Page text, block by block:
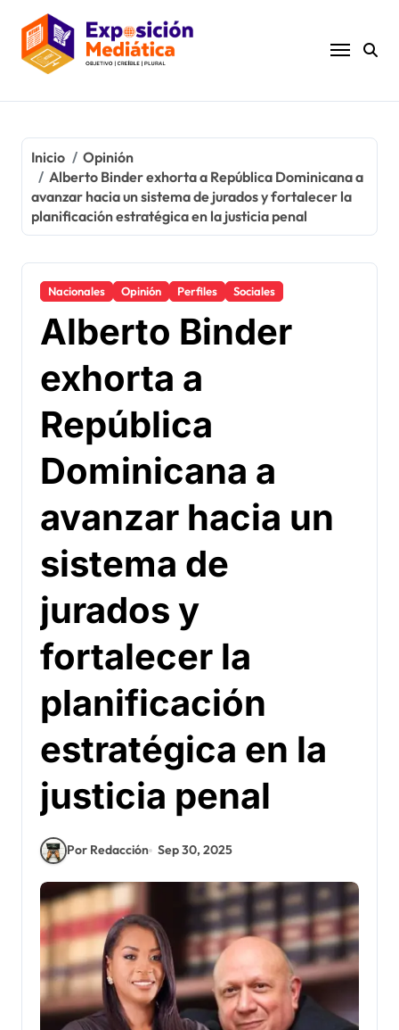
contenido
Inicio
Opinión
Alberto Binder exhorta a República Dominicana a
avanzar hacia un sistema de jurados y fortalecer la
planificación estratégica en la justicia penal
Nacionales Opinión Perfiles Sociales
Alberto Binder
exhorta a
República
Dominicana a
avanzar hacia un
sistema de
jurados y
fortalecer la
planificación
estratégica en la
justicia penal
Por Redacción Sep 30, 2025